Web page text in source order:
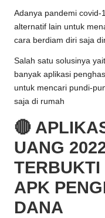
Adanya pandemi
alternatif lain untuk
cara berdiam diri saja
Salah satu solusinya
banyak aplikasi
untuk mencari pundi-
saja di rumah
🔴
UANG
TERBUKTI
APK
DANA